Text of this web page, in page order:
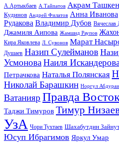
А.Артыкбаев А.Тайпатов Акрам
Кудинов Андрей Филатов Анна Иванова
Рудакова Владимир Дубов Вячеслав
Джамиля Аипова Жамшид Раупов
Кира Яковлева Л. Сувонов Марат
Душаев Назип Сулейманов
УсмоноваНаиля
Петрачкова Наталья Полянская
Николай Барашкин Норгул
Ватанияр Правда
Таджи Тимуров Тимур
УзА Чори Тухтаев Шахабутдин
Юсуп Ибрагимов Яркул Умар